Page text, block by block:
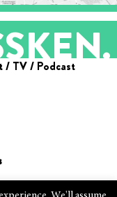
/ TV / Podcast